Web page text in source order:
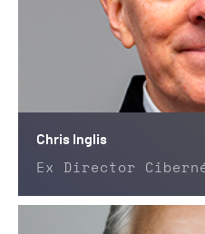
Chris Inglis
Ex Director